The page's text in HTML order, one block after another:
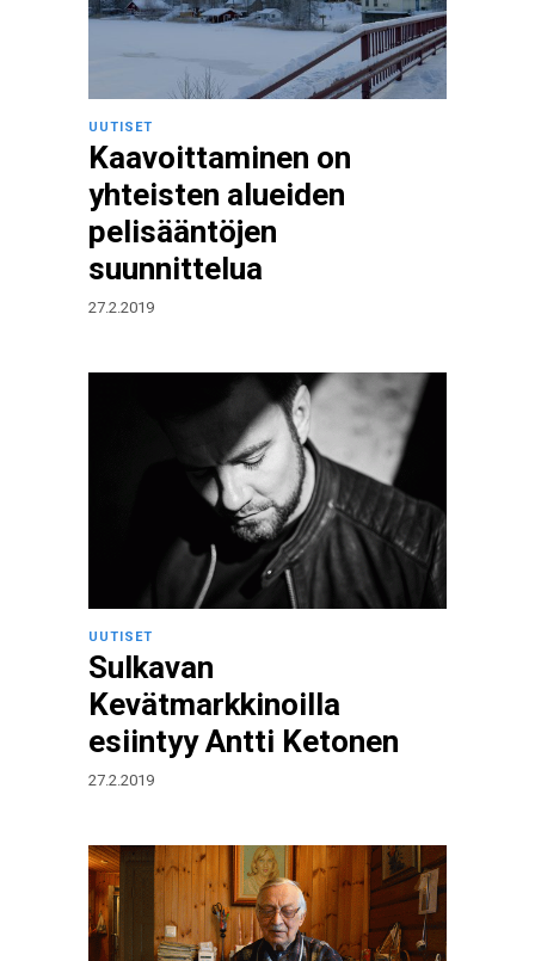
UUTISET
Kaavoittaminen on
yhteisten alueiden
pelisääntöjen
suunnittelua
27.2.2019
UUTISET
Sulkavan
Kevätmarkkinoilla
esiintyy Antti Ketonen
27.2.2019